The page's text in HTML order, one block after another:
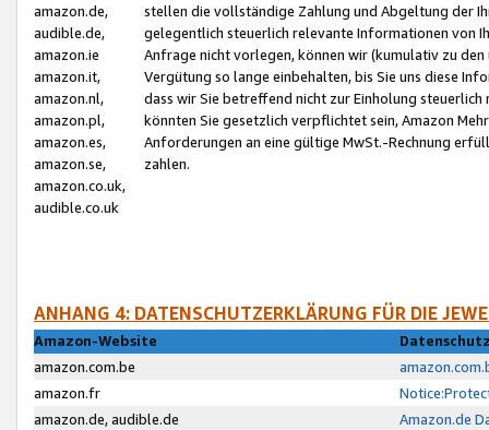
amazon.de,
audible.de,
amazon.ie
amazon.it,
amazon.nl,
amazon.pl,
amazon.es,
amazon.se,
amazon.co.uk,
audible.co.uk
stellen die vollständige Zahlung und Abgeltung der
gelegentlich steuerlich relevante Informationen von
Anfrage nicht vorlegen, können wir (kumulativ zu
Vergütung so lange einbehalten, bis Sie uns diese
dass wir Sie betreffend nicht zur Einholung
könnten Sie gesetzlich verpflichtet sein, Amazon
Anforderungen an eine gültige MwSt.-Rechnung
zahlen.
ANHANG 4: DATENSCHUTZERKLÄRUNG FÜR DIE
Amazon-Website
amazon.com.be
amazon.fr
amazon.de, audible.de
Amazon.de